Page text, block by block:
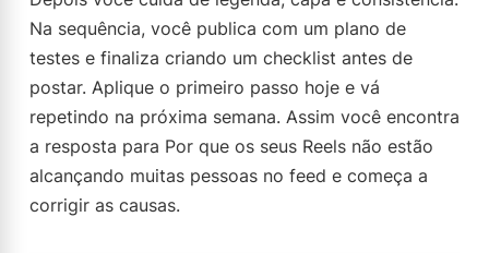
Na sequência, você publica com um plano de
testes e finaliza criando um checklist antes de
postar. Aplique o primeiro passo hoje e vá
repetindo na próxima semana. Assim você encontra
a resposta para Por que os seus Reels não estão
alcançando muitas pessoas no feed e começa a
corrigir as causas.